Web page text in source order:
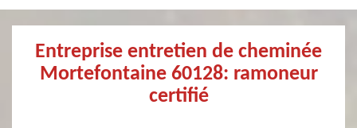
Entreprise entretien de cheminée
Mortefontaine 60128: ramoneur
certifié